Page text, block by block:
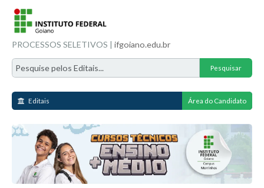
PROCESSOS SELETIVOS | ifgoiano.edu.br
Editais Área do Candidato